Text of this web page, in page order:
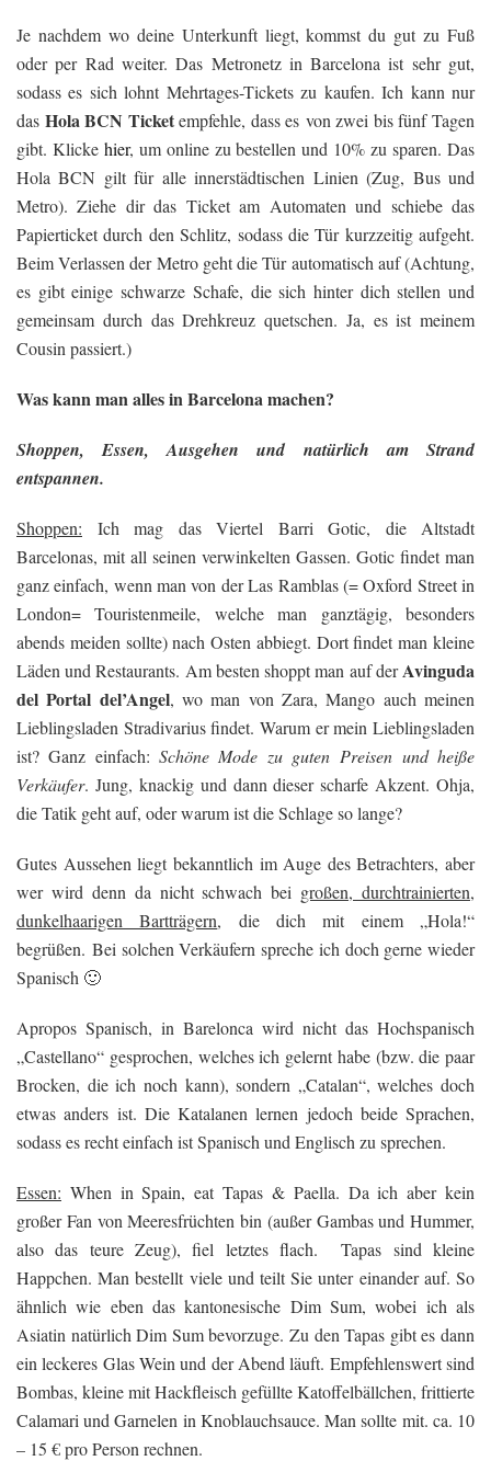
Je nachdem wo deine Unterkunft liegt, kommst du gut zu Fuß
oder per Rad weiter. Das Metronetz in Barcelona ist sehr gut,
sodass es sich lohnt Mehrtages-Tickets zu kaufen. Ich kann nur
das Hola BCN Ticketempfehle, dass es von zwei bis fünf Tagen
gibt. Klicke hier, um online zu bestellen und 10% zu sparen. Das
Hola BCN gilt für alle innerstädtischen Linien (Zug, Bus und
Metro). Ziehe dir das Ticket am Automaten und schiebe das
Papierticket durch den Schlitz, sodass die Tür kurzzeitig aufgeht.
Beim Verlassen der Metro geht die Tür automatisch auf (Achtung,
es gibt einige schwarze Schafe, die sich hinter dich stellen und
gemeinsam durch das Drehkreuz quetschen. Ja, es ist meinem
Cousin passiert.)
Was kann man alles in Barcelona machen?
Shoppen, Essen, Ausgehen und natürlich am Strand
entspannen.
Shoppen: Ich mag das Viertel Barri Gotic, die Altstadt
Barcelonas, mit all seinen verwinkelten Gassen. Gotic findet man
ganz einfach, wenn man von der Las Ramblas (= Oxford Street in
London= Touristenmeile, welche man ganztägig, besonders
abends meiden sollte) nach Osten abbiegt. Dort findet man kleine
Läden und Restaurants. Am besten shoppt man auf derAvinguda
del Portal del’Angel, wo man von Zara, Mango auch meinen
Lieblingsladen Stradivarius findet. Warum er mein Lieblingsladen
ist? Ganz einfach: Schöne Mode zu guten Preisen und heiße
Verkäufer. Jung, knackig und dann dieser scharfe Akzent. Ohja,
die Tatik geht auf, oder warum ist die Schlage so lange?
Gutes Aussehen liegt bekanntlich im Auge des Betrachters, aber
wer wird denn da nicht schwach bei großen, durchtrainierten,
dunkelhaarigen Bartträgern, die dich mit einem „Hola!“
begrüßen. Bei solchen Verkäufern spreche ich doch gerne wieder
Spanisch 🙂
Apropos Spanisch, in Barelonca wird nicht das Hochspanisch
„Castellano“ gesprochen, welches ich gelernt habe (bzw. die paar
Brocken, die ich noch kann), sondern „Catalan“, welches doch
etwas anders ist. Die Katalanen lernen jedoch beide Sprachen,
sodass es recht einfach ist Spanisch und Englisch zu sprechen.
Essen: When in Spain, eat Tapas & Paella. Da ich aber kein
großer Fan von Meeresfrüchten bin (außer Gambas und Hummer,
also das teure Zeug), fiel letztes flach. Tapas sind kleine
Happchen. Man bestellt viele und teilt Sie unter einander auf. So
ähnlich wie eben das kantonesische Dim Sum, wobei ich als
Asiatin natürlich Dim Sum bevorzuge. Zu den Tapas gibt es dann
ein leckeres Glas Wein und der Abend läuft. Empfehlenswert sind
Bombas, kleine mit Hackfleisch gefüllte Katoffelbällchen, frittierte
Calamari und Garnelen in Knoblauchsauce. Man sollte mit. ca. 10
– 15 € pro Person rechnen.